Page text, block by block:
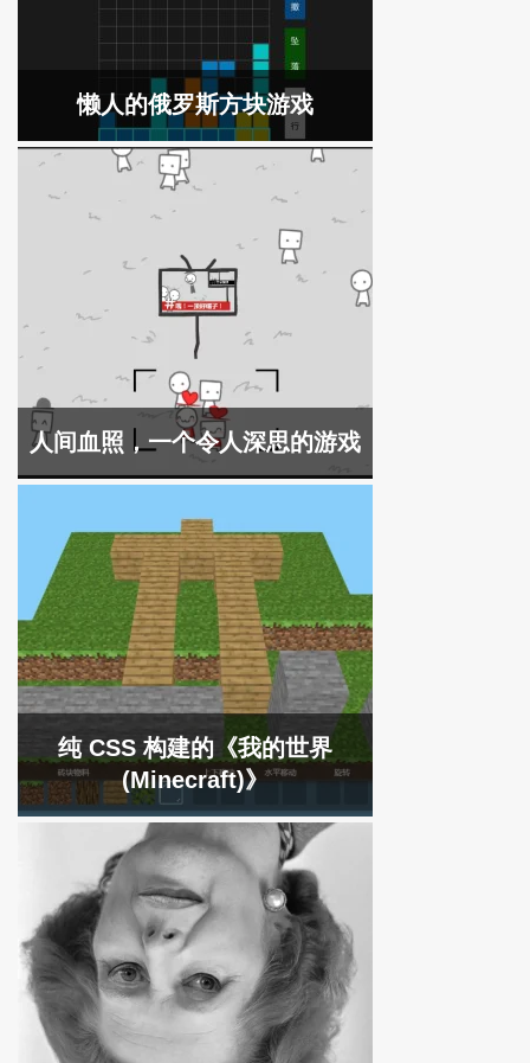
懒人的俄罗斯方块游戏
人间血照，一个令人深思的游戏
纯 CSS 构建的《我的世界
(Minecraft)》